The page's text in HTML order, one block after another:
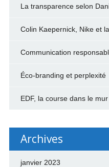
La transparence selon
Colin Kaepernick, Nike et
Communication
Éco-branding et perplexité
EDF, la course dans le
Archives
janvier 2023